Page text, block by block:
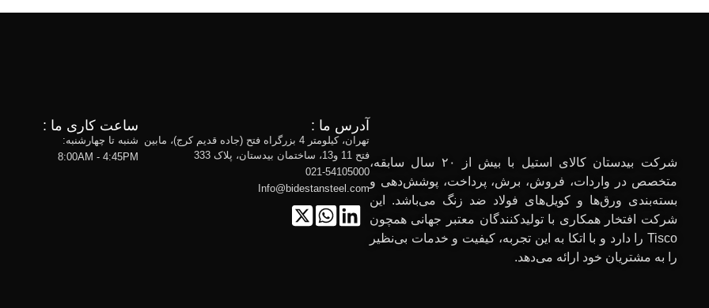
شرکت بیدستان کالای استیل با بیش از ۲۰ سال سابقه،
متخصص در واردات، فروش، برش، پرداخت، پوشش‌دهی و
بسته‌بندی ورق‌ها و کویل‌های فولاد ضد زنگ می‌باشد. این
شرکت افتخار همکاری با تولیدکنندگان معتبر جهانی همچون
Tisco را دارد و با اتکا به این تجربه، کیفیت و خدمات بی‌نظیر
را به مشتریان خود ارائه می‌دهد.
آدرس ما :
تهران، کیلومتر 4 بزرگراه فتح (جاده قدیم کرج)، مابین
فتح 11 و13، ساختمان بیدستان، پلاک 333
021-54105000
Info@bidestansteel.com
ساعت کاری ما :
شنبه تا چهارشنبه:
8:00AM - 4:45PM